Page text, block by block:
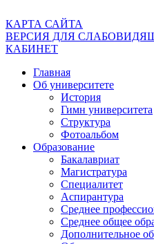
КАРТА САЙТА
ВЕРСИЯ ДЛЯ
КАБИНЕТ
Главная
Об университете
История
Гимн университета
Структура
Фотоальбом
Образование
Бакалавриат
Магистратура
Специалитет
Аспирантура
Среднее
Среднее общее
Дополнительное